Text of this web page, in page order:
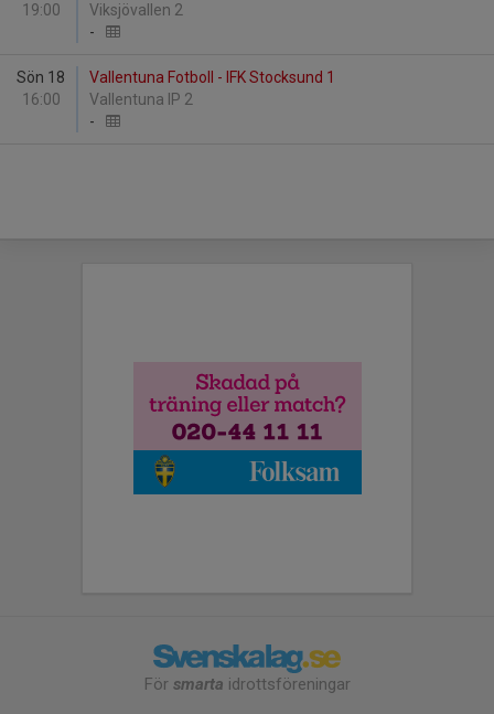
19:00
Viksjövallen 2
-
Sön 18
16:00
Vallentuna Fotboll - IFK Stocksund 1
Vallentuna IP 2
-
För smarta idrottsföreningar